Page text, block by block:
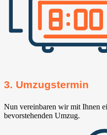
3. Umzugstermin
Nun vereinbaren wir mit Ihnen
bevorstehenden Umzug.